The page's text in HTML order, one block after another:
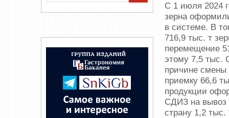
С 1 июля 2024
зерна
в системе. В
716,9 тыс. т
перемещение
этому 7,5 тыс.
причине смены
приемку 66,6
продукции
СДИЗ на вывоз
страну 1,2 тыс.